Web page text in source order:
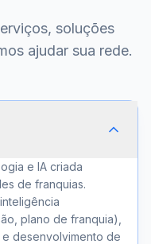
soluções
ajudar sua rede.
e IA criada
de franquias.
plano de franquia),
desenvolvimento de